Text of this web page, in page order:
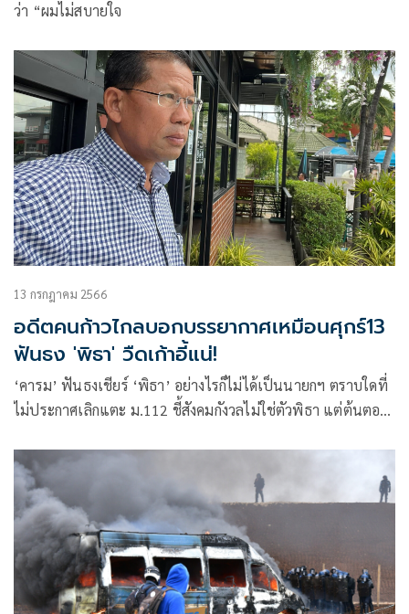
ว่า “ผมไม่สบายใจ
13 กรกฎาคม 2566
อดีตคนก้าวไกลบอกบรรยากาศเหมือนศุกร์13
ฟันธง 'พิธา' วืดเก้าอี้แน่!
‘คารม’ ฟันธงเชียร์ ‘พิธา’ อย่างไรก็ไม่ได้เป็นนายกฯ ตราบใดที่
ไม่ประกาศเลิกแตะ ม.112 ชี้สังคมกังวลไม่ใช่ตัวพิธา แต่ต้นตอ